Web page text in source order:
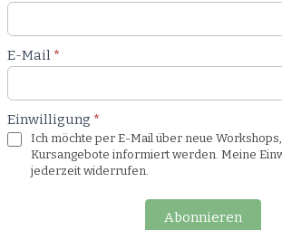
E-Mail *
Einwilligung *
Ich möchte per E-Mail über neue
Kursangebote informiert werden. Meine
jederzeit widerrufen.
Abonnieren